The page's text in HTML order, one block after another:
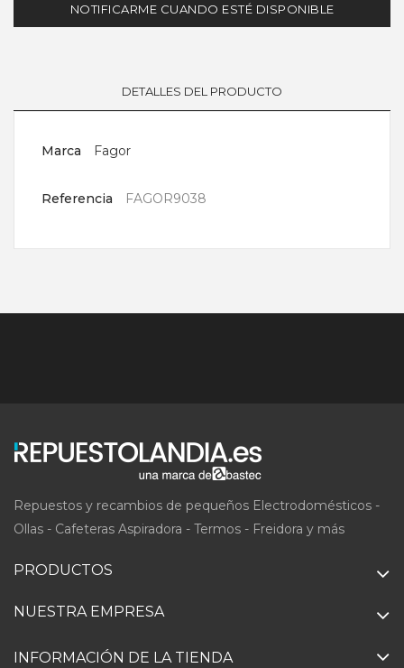
NOTIFICARME CUANDO ESTÉ DISPONIBLE
DETALLES DEL PRODUCTO
Marca Fagor
Referencia FAGOR9038
Repuestos y recambios de pequeños Electrodomésticos -
Ollas - Cafeteras Aspiradora - Termos - Freidora y más
PRODUCTOS
NUESTRA EMPRESA
INFORMACIÓN DE LA TIENDA